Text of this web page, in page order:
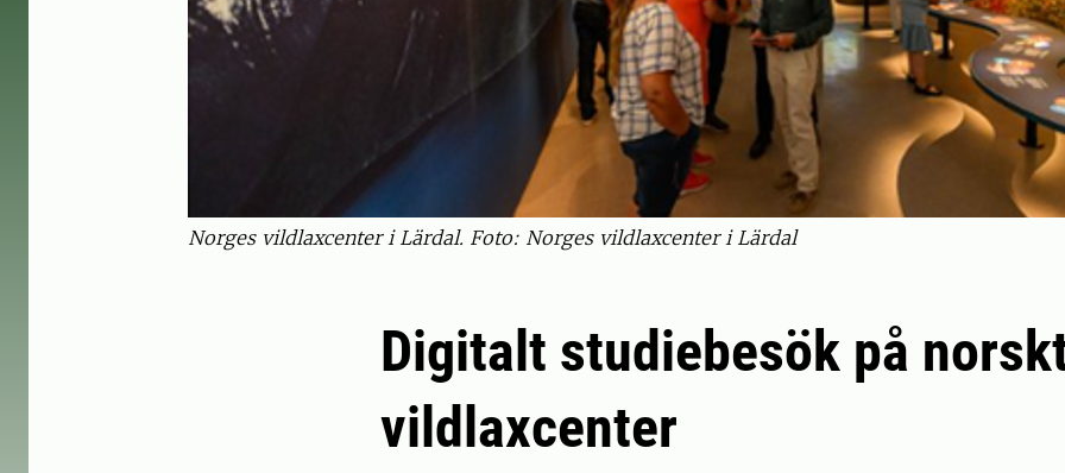
Norges vildlaxcenter i Lärdal. Foto: Norges vildlaxcenter i Lärdal
Digitalt studiebesök på
vildlaxcenter